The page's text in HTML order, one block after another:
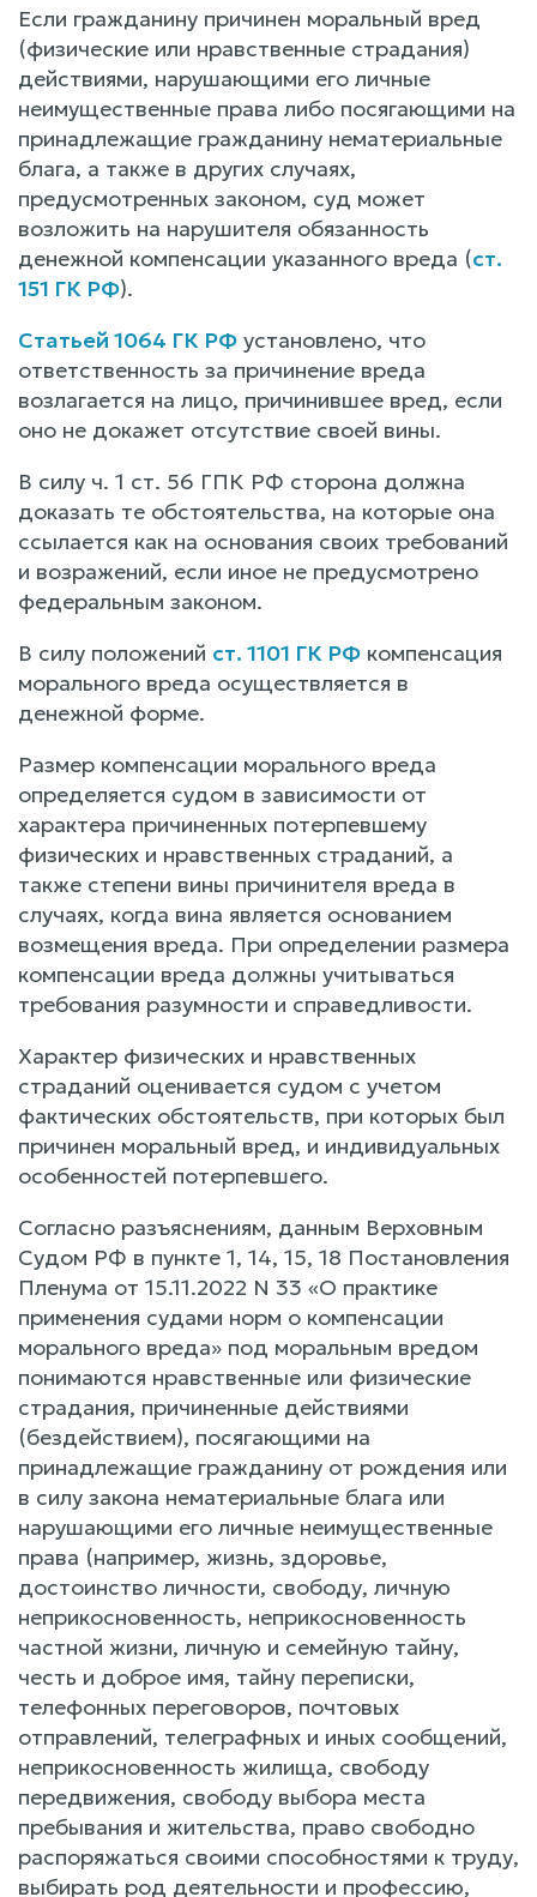
Если гражданину причинен моральный вред
(физические или нравственные страдания)
действиями, нарушающими его личные
неимущественные права либо посягающими на
принадлежащие гражданину нематериальные
блага, а также в других случаях,
предусмотренных законом, суд может
возложить на нарушителя обязанность
денежной компенсации указанного вреда (ст.
151 ГК РФ).
Статьей 1064 ГК РФ установлено, что
ответственность за причинение вреда
возлагается на лицо, причинившее вред, если
оно не докажет отсутствие своей вины.
В силу ч. 1 ст. 56 ГПК РФ сторона должна
доказать те обстоятельства, на которые она
ссылается как на основания своих требований
и возражений, если иное не предусмотрено
федеральным законом.
В силу положений ст. 1101 ГК РФ компенсация
морального вреда осуществляется в
денежной форме.
Размер компенсации морального вреда
определяется судом в зависимости от
характера причиненных потерпевшему
физических и нравственных страданий, а
также степени вины причинителя вреда в
случаях, когда вина является основанием
возмещения вреда. При определении размера
компенсации вреда должны учитываться
требования разумности и справедливости.
Характер физических и нравственных
страданий оценивается судом с учетом
фактических обстоятельств, при которых был
причинен моральный вред, и индивидуальных
особенностей потерпевшего.
Согласно разъяснениям, данным Верховным
Судом РФ в пункте 1, 14, 15, 18 Постановления
Пленума от 15.11.2022 N 33 «О практике
применения судами норм о компенсации
морального вреда» под моральным вредом
понимаются нравственные или физические
страдания, причиненные действиями
(бездействием), посягающими на
принадлежащие гражданину от рождения или
в силу закона нематериальные блага или
нарушающими его личные неимущественные
права (например, жизнь, здоровье,
достоинство личности, свободу, личную
неприкосновенность, неприкосновенность
частной жизни, личную и семейную тайну,
честь и доброе имя, тайну переписки,
телефонных переговоров, почтовых
отправлений, телеграфных и иных сообщений,
неприкосновенность жилища, свободу
передвижения, свободу выбора места
пребывания и жительства, право свободно
распоряжаться своими способностями к труду,
выбирать род деятельности и профессию,